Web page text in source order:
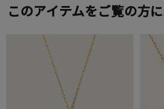
このアイテムをご覧の方